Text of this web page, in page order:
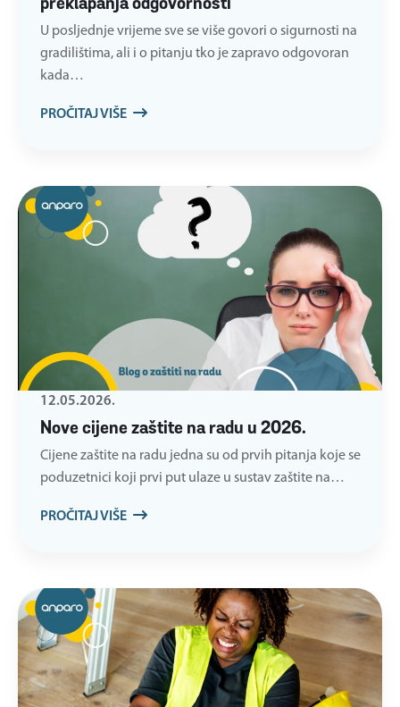
preklapanja odgovornosti
U posljednje vrijeme sve se više govori o sigurnosti na
gradilištima, ali i o pitanju tko je zapravo odgovoran
kada…
PROČITAJ VIŠE
Nove cijene zaštite na radu u 2026.
12.05.2026.
Cijene zaštite na radu jedna su od prvih pitanja koje se
poduzetnici koji prvi put ulaze u sustav zaštite na…
PROČITAJ VIŠE